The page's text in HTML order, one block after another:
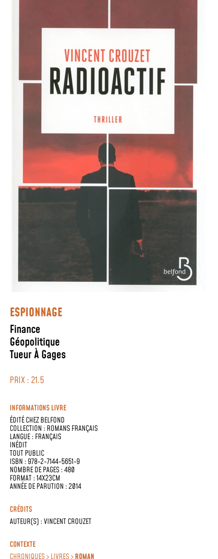
ESPIONNAGE
Finance
Géopolitique
Tueur À Gages
PRIX : 21.5
INFORMATIONS LIVRE
ÉDITÉ CHEZBELFOND
COLLECTION : ROMANS FRANÇAIS
LANGUE : FRANÇAIS
INÉDIT
TOUT PUBLIC
ISBN : 978-2-7144-5651-9
NOMBRE DE PAGES : 480
FORMAT : 14X23CM
ANNÉE DE PARUTION : 2014
CRÉDITS
AUTEUR(S) :VINCENT CROUZET
CONTEXTE
CHRONIQUES > LIVRES >ROMAN